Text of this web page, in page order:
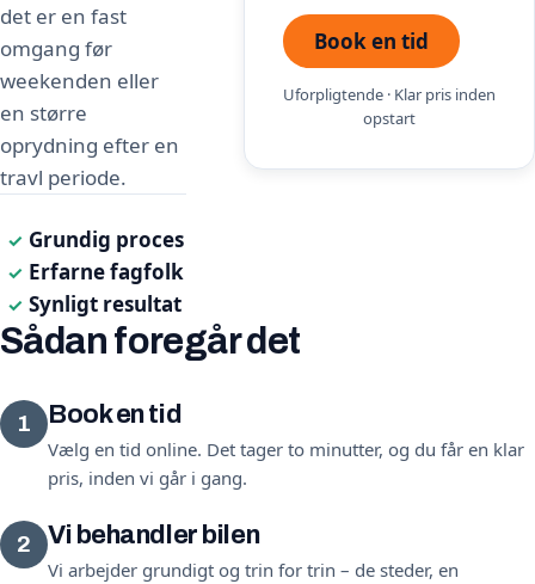
det er en fast
omgang før
weekenden eller
en større
oprydning efter en
travl periode.
✓ Grundig proces
✓ Erfarne fagfolk
✓ Synligt resultat
Book en tid
Uforpligtende · Klar pris inden
opstart
Sådan foregår det
1 Book en tid
Vælg en tid online. Det tager to minutter, og du får en klar
pris, inden vi går i gang.
2 Vi behandler bilen
Vi arbejder grundigt og trin for trin – de steder, en